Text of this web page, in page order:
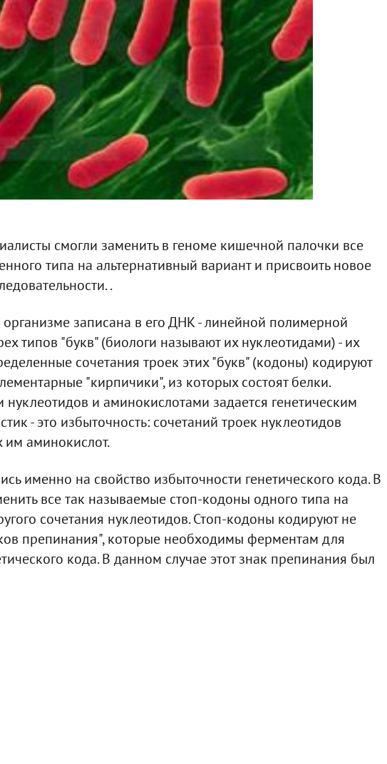
смогли заменить в геноме кишечной палочки все
типа на альтернативный вариант и присвоить новое
.
записана в его ДНК - линейной полимерной
типов "букв" (биологи называют их нуклеотидами) - их
сочетания троек этих "букв" (кодоны) кодируют
"кирпичики", из которых состоят белки.
и аминокислотами задается генетическим
- это избыточность: сочетаний троек нуклеотидов
им аминокислот.
именно на свойство избыточности генетического кода. В
все так называемые стоп-кодоны одного типа на
сочетания нуклеотидов. Стоп-кодоны кодируют не
препинания", которые необходимы ферментам для
кода. В данном случае этот знак препинания был